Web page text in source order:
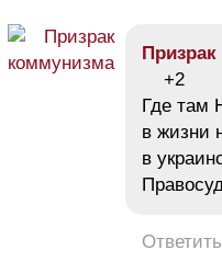
+2
Где там
в жизни
в
Ответить